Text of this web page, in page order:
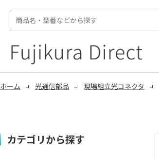
ホーム 光通信部品 現場組立光コネクタ
カテゴリから探す